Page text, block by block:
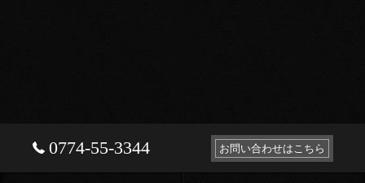
0774-55-3344 お問い合わせはこちら